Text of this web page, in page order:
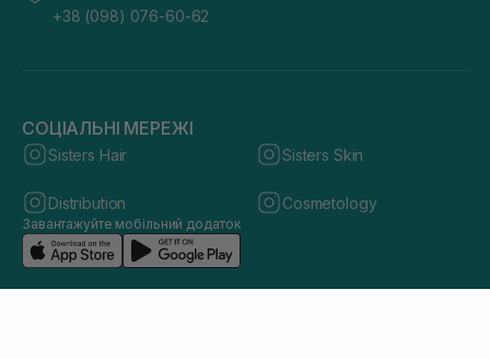
+38 (098) 076-60-62
СОЦІАЛЬНІ МЕРЕЖІ
Sisters Hair Sisters Skin
Distribution Cosmetology
Завантажуйте мобільний додаток